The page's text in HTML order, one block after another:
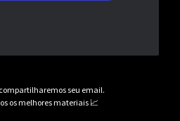
seu email.
os melhores materiais 📈